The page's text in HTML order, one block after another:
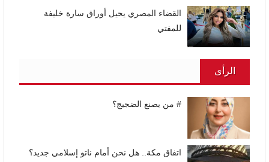
القضاء المصري يحيل أوراق سارة خليفة
للمفتي
الرأى
# من يصنع الضجيج؟
اتفاق مكة.. هل نحن أمام ناتو إسلامي جديد؟